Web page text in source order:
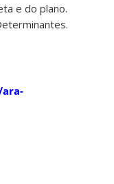
e do plano.